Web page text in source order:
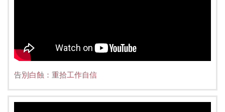
告別白蝕：重拾工作自信